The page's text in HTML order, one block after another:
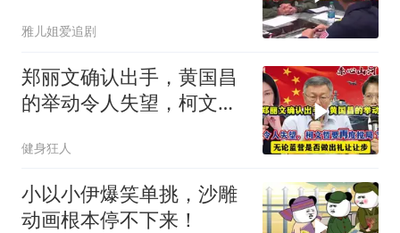
雅儿姐爱追剧
郑丽文确认出手，黄国昌
的举动令人失望，柯文哲
健身狂人
小以小伊爆笑单挑，沙雕
动画根本停不下来！